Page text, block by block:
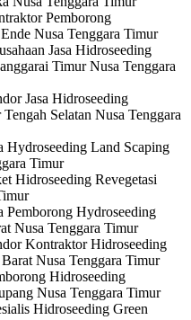
Pemborong
Nusa Tenggara Timur
Jasa Hidroseeding
Timur Nusa Tenggara
Jasa Hidroseeding
Selatan Nusa Tenggara
Hydroseeding Land Scaping
Timur
Hidroseeding Revegetasi
Pemborong Hydroseeding
Nusa Tenggara Timur
Kontraktor Hidroseeding
Nusa Tenggara Timur
Hidroseeding
Nusa Tenggara Timur
Hidroseeding Green